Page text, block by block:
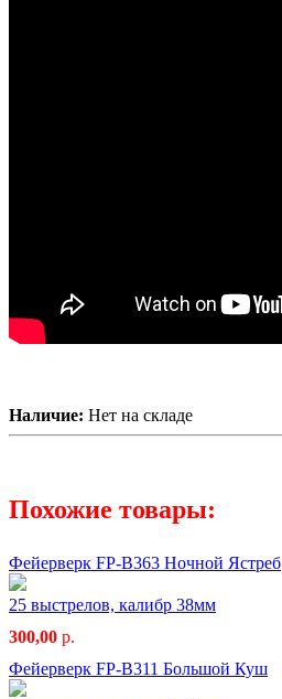
Наличие: Нет на складе
Похожие товары:
Фейерверк FP-B363 Ночной Ястреб
25 выстрелов, калибр 38мм
300,00 р.
Фейерверк FP-B311 Большой Куш